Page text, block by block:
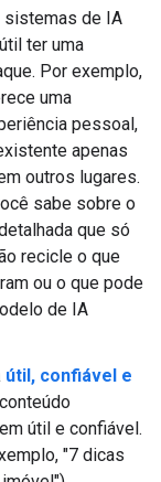
sistemas de IA
ter uma
Por exemplo,
uma
pessoal,
apenas
outros lugares.
sabe sobre o
que só
recicle o que
ou o que pode
de IA
útil, confiável e
útil e confiável.
"7 dicas